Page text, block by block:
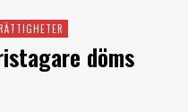
döms